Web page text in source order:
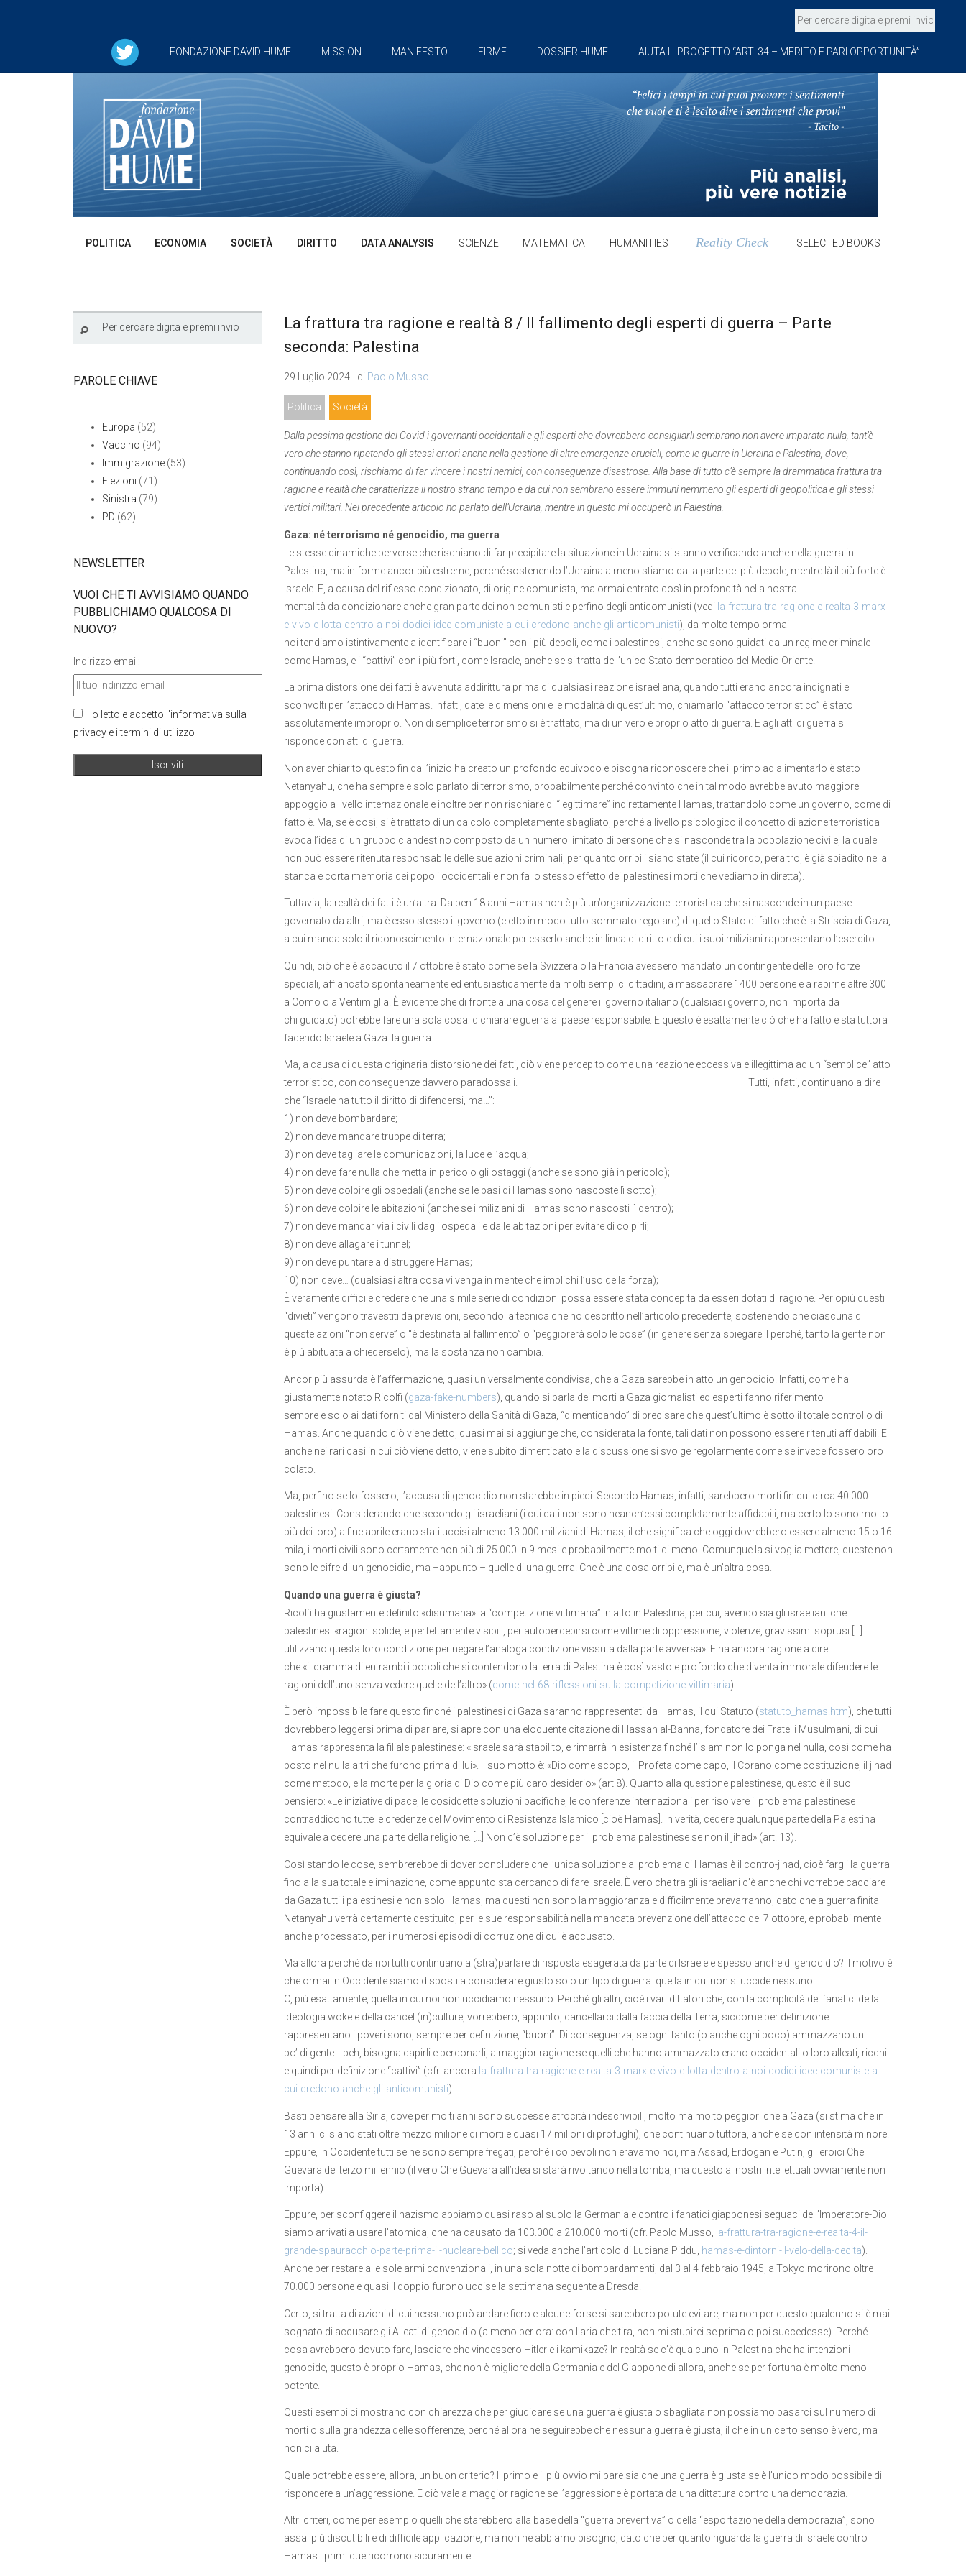
FONDAZIONE DAVID HUME MISSION MANIFESTO FIRME DOSSIER HUME AIUTA IL PROGETTO “ART. 34 – MERITO E PARI OPPORTUNITÀ”
POLITICA ECONOMIA SOCIETÀ DIRITTO DATA ANALYSIS SCIENZE MATEMATICA HUMANITIES Reality Check SELECTED BOOKS
La frattura tra ragione e realtà 8 / Il fallimento degli esperti di guerra – Parte
seconda: Palestina
29 Luglio 2024 - di Paolo Musso
Politica Società
Dalla pessima gestione del Covid i governanti occidentali e gli esperti che dovrebbero consigliarli sembrano non avere imparato nulla, tant’è
vero che stanno ripetendo gli stessi errori anche nella gestione di altre emergenze cruciali, come le guerre in Ucraina e Palestina, dove,
continuando così, rischiamo di far vincere i nostri nemici, con conseguenze disastrose. Alla base di tutto c’è sempre la drammatica frattura tra
ragione e realtà che caratterizza il nostro strano tempo e da cui non sembrano essere immuni nemmeno gli esperti di geopolitica e gli stessi
vertici militari. Nel precedente articolo ho parlato dell’Ucraina, mentre in questo mi occuperò in Palestina.
Gaza: né terrorismo né genocidio, ma guerra
Le stesse dinamiche perverse che rischiano di far precipitare la situazione in Ucraina si stanno verificando anche nella guerra in
Palestina, ma in forme ancor più estreme, perché sostenendo l’Ucraina almeno stiamo dalla parte del più debole, mentre là il più forte è
Israele. E, a causa del riflesso condizionato, di origine comunista, ma ormai entrato così in profondità nella nostra
mentalità da condizionare anche gran parte dei non comunisti e perfino degli anticomunisti (vedi la-frattura-tra-ragione-e-realta-3-marx-
e-vivo-e-lotta-dentro-a-noi-dodici-idee-comuniste-a-cui-credono-anche-gli-anticomunisti), da molto tempo ormai
noi tendiamo istintivamente a identificare i “buoni” con i più deboli, come i palestinesi, anche se sono guidati da un regime criminale
come Hamas, e i “cattivi” con i più forti, come Israele, anche se si tratta dell’unico Stato democratico del Medio Oriente.
La prima distorsione dei fatti è avvenuta addirittura prima di qualsiasi reazione israeliana, quando tutti erano ancora indignati e
sconvolti per l’attacco di Hamas. Infatti, date le dimensioni e le modalità di quest’ultimo, chiamarlo “attacco terroristico” è stato
assolutamente improprio. Non di semplice terrorismo si è trattato, ma di un vero e proprio atto di guerra. E agli atti di guerra si
risponde con atti di guerra.
Non aver chiarito questo fin dall’inizio ha creato un profondo equivoco e bisogna riconoscere che il primo ad alimentarlo è stato
Netanyahu, che ha sempre e solo parlato di terrorismo, probabilmente perché convinto che in tal modo avrebbe avuto maggiore
appoggio a livello internazionale e inoltre per non rischiare di “legittimare” indirettamente Hamas, trattandolo come un governo, come di
fatto è. Ma, se è così, si è trattato di un calcolo completamente sbagliato, perché a livello psicologico il concetto di azione terroristica
evoca l’idea di un gruppo clandestino composto da un numero limitato di persone che si nasconde tra la popolazione civile, la quale
non può essere ritenuta responsabile delle sue azioni criminali, per quanto orribili siano state (il cui ricordo, peraltro, è già sbiadito nella
stanca e corta memoria dei popoli occidentali e non fa lo stesso effetto dei palestinesi morti che vediamo in diretta).
Tuttavia, la realtà dei fatti è un’altra. Da ben 18 anni Hamas non è più un’organizzazione terroristica che si nasconde in un paese
governato da altri, ma è esso stesso il governo (eletto in modo tutto sommato regolare) di quello Stato di fatto che è la Striscia di Gaza,
a cui manca solo il riconoscimento internazionale per esserlo anche in linea di diritto e di cui i suoi miliziani rappresentano l’esercito.
Quindi, ciò che è accaduto il 7 ottobre è stato come se la Svizzera o la Francia avessero mandato un contingente delle loro forze
speciali, affiancato spontaneamente ed entusiasticamente da molti semplici cittadini, a massacrare 1400 persone e a rapirne altre 300
a Como o a Ventimiglia. È evidente che di fronte a una cosa del genere il governo italiano (qualsiasi governo, non importa da
chi guidato) potrebbe fare una sola cosa: dichiarare guerra al paese responsabile. E questo è esattamente ciò che ha fatto e sta tuttora
facendo Israele a Gaza: la guerra.
Ma, a causa di questa originaria distorsione dei fatti, ciò viene percepito come una reazione eccessiva e illegittima ad un “semplice” atto
terroristico, con conseguenze davvero paradossali. Tutti, infatti, continuano a dire
che “Israele ha tutto il diritto di difendersi, ma…”:
1) non deve bombardare;
2) non deve mandare truppe di terra;
3) non deve tagliare le comunicazioni, la luce e l’acqua;
4) non deve fare nulla che metta in pericolo gli ostaggi (anche se sono già in pericolo);
5) non deve colpire gli ospedali (anche se le basi di Hamas sono nascoste lì sotto);
6) non deve colpire le abitazioni (anche se i miliziani di Hamas sono nascosti lì dentro);
7) non deve mandar via i civili dagli ospedali e dalle abitazioni per evitare di colpirli;
8) non deve allagare i tunnel;
9) non deve puntare a distruggere Hamas;
10) non deve… (qualsiasi altra cosa vi venga in mente che implichi l’uso della forza);
È veramente difficile credere che una simile serie di condizioni possa essere stata concepita da esseri dotati di ragione. Perlopiù questi
“divieti” vengono travestiti da previsioni, secondo la tecnica che ho descritto nell’articolo precedente, sostenendo che ciascuna di
queste azioni “non serve” o “è destinata al fallimento” o “peggiorerà solo le cose” (in genere senza spiegare il perché, tanto la gente non
è più abituata a chiederselo), ma la sostanza non cambia.
Ancor più assurda è l’affermazione, quasi universalmente condivisa, che a Gaza sarebbe in atto un genocidio. Infatti, come ha
giustamente notato Ricolfi (gaza-fake-numbers), quando si parla dei morti a Gaza giornalisti ed esperti fanno riferimento
sempre e solo ai dati forniti dal Ministero della Sanità di Gaza, “dimenticando” di precisare che quest’ultimo è sotto il totale controllo di
Hamas. Anche quando ciò viene detto, quasi mai si aggiunge che, considerata la fonte, tali dati non possono essere ritenuti affidabili. E
anche nei rari casi in cui ciò viene detto, viene subito dimenticato e la discussione si svolge regolarmente come se invece fossero oro
colato.
Ma, perfino se lo fossero, l’accusa di genocidio non starebbe in piedi. Secondo Hamas, infatti, sarebbero morti fin qui circa 40.000
palestinesi. Considerando che secondo gli israeliani (i cui dati non sono neanch’essi completamente affidabili, ma certo lo sono molto
più dei loro) a fine aprile erano stati uccisi almeno 13.000 miliziani di Hamas, il che significa che oggi dovrebbero essere almeno 15 o 16
mila, i morti civili sono certamente non più di 25.000 in 9 mesi e probabilmente molti di meno. Comunque la si voglia mettere, queste non
sono le cifre di un genocidio, ma –appunto – quelle di una guerra. Che è una cosa orribile, ma è un’altra cosa.
Quando una guerra è giusta?
Ricolfi ha giustamente definito «disumana» la “competizione vittimaria” in atto in Palestina, per cui, avendo sia gli israeliani che i
palestinesi «ragioni solide, e perfettamente visibili, per autopercepirsi come vittime di oppressione, violenze, gravissimi soprusi […]
utilizzano questa loro condizione per negare l’analoga condizione vissuta dalla parte avversa». E ha ancora ragione a dire
che «il dramma di entrambi i popoli che si contendono la terra di Palestina è così vasto e profondo che diventa immorale difendere le
ragioni dell’uno senza vedere quelle dell’altro» (come-nel-68-riflessioni-sulla-competizione-vittimaria).
È però impossibile fare questo finché i palestinesi di Gaza saranno rappresentati da Hamas, il cui Statuto (statuto_hamas.htm), che tutti
dovrebbero leggersi prima di parlare, si apre con una eloquente citazione di Hassan al-Banna, fondatore dei Fratelli Musulmani, di cui
Hamas rappresenta la filiale palestinese: «Israele sarà stabilito, e rimarrà in esistenza finché l’islam non lo ponga nel nulla, così come ha
posto nel nulla altri che furono prima di lui». Il suo motto è: «Dio come scopo, il Profeta come capo, il Corano come costituzione, il jihad
come metodo, e la morte per la gloria di Dio come più caro desiderio» (art 8). Quanto alla questione palestinese, questo è il suo
pensiero: «Le iniziative di pace, le cosiddette soluzioni pacifiche, le conferenze internazionali per risolvere il problema palestinese
contraddicono tutte le credenze del Movimento di Resistenza Islamico [cioè Hamas]. In verità, cedere qualunque parte della Palestina
equivale a cedere una parte della religione. […] Non c’è soluzione per il problema palestinese se non il jihad» (art. 13).
Così stando le cose, sembrerebbe di dover concludere che l’unica soluzione al problema di Hamas è il contro-jihad, cioè fargli la guerra
fino alla sua totale eliminazione, come appunto sta cercando di fare Israele. È vero che tra gli israeliani c’è anche chi vorrebbe cacciare
da Gaza tutti i palestinesi e non solo Hamas, ma questi non sono la maggioranza e difficilmente prevarranno, dato che a guerra finita
Netanyahu verrà certamente destituito, per le sue responsabilità nella mancata prevenzione dell’attacco del 7 ottobre, e probabilmente
anche processato, per i numerosi episodi di corruzione di cui è accusato.
Ma allora perché da noi tutti continuano a (stra)parlare di risposta esagerata da parte di Israele e spesso anche di genocidio? Il motivo è
che ormai in Occidente siamo disposti a considerare giusto solo un tipo di guerra: quella in cui non si uccide nessuno.
O, più esattamente, quella in cui noi non uccidiamo nessuno. Perché gli altri, cioè i vari dittatori che, con la complicità dei fanatici della
ideologia woke e della cancel (in)culture, vorrebbero, appunto, cancellarci dalla faccia della Terra, siccome per definizione
rappresentano i poveri sono, sempre per definizione, “buoni”. Di conseguenza, se ogni tanto (o anche ogni poco) ammazzano un
po’ di gente… beh, bisogna capirli e perdonarli, a maggior ragione se quelli che hanno ammazzato erano occidentali o loro alleati, ricchi
e quindi per definizione “cattivi” (cfr. ancora la-frattura-tra-ragione-e-realta-3-marx-e-vivo-e-lotta-dentro-a-noi-dodici-idee-comuniste-a-
cui-credono-anche-gli-anticomunisti).
Basti pensare alla Siria, dove per molti anni sono successe atrocità indescrivibili, molto ma molto peggiori che a Gaza (si stima che in
13 anni ci siano stati oltre mezzo milione di morti e quasi 17 milioni di profughi), che continuano tuttora, anche se con intensità minore.
Eppure, in Occidente tutti se ne sono sempre fregati, perché i colpevoli non eravamo noi, ma Assad, Erdogan e Putin, gli eroici Che
Guevara del terzo millennio (il vero Che Guevara all’idea si starà rivoltando nella tomba, ma questo ai nostri intellettuali ovviamente non
importa).
Eppure, per sconfiggere il nazismo abbiamo quasi raso al suolo la Germania e contro i fanatici giapponesi seguaci dell’Imperatore-Dio
siamo arrivati a usare l’atomica, che ha causato da 103.000 a 210.000 morti (cfr. Paolo Musso,
la-frattura-tra-ragione-e-realta-4-il-
grande-spauracchio-parte-prima-il-nucleare-bellico; si veda anche l’articolo di Luciana Piddu, hamas-e-dintorni-il-velo-della-cecita).
Anche per restare alle sole armi convenzionali, in una sola notte di bombardamenti, dal 3 al 4 febbraio 1945, a Tokyo morirono oltre
70.000 persone e quasi il doppio furono uccise la settimana seguente a Dresda.
Certo, si tratta di azioni di cui nessuno può andare fiero e alcune forse si sarebbero potute evitare, ma non per questo qualcuno si è mai
sognato di accusare gli Alleati di genocidio (almeno per ora: con l’aria che tira, non mi stupirei se prima o poi succedesse). Perché
cosa avrebbero dovuto fare, lasciare che vincessero Hitler e i kamikaze? In realtà se c’è qualcuno in Palestina che ha intenzioni
genocide, questo è proprio Hamas, che non è migliore della Germania e del Giappone di allora, anche se per fortuna è molto meno
potente.
Questi esempi ci mostrano con chiarezza che per giudicare se una guerra è giusta o sbagliata non possiamo basarci sul numero di
morti o sulla grandezza delle sofferenze, perché allora ne seguirebbe che nessuna guerra è giusta, il che in un certo senso è vero, ma
non ci aiuta.
Quale potrebbe essere, allora, un buon criterio? Il primo e il più ovvio mi pare sia che una guerra è giusta se è l’unico modo possibile di
rispondere a un’aggressione. E ciò vale a maggior ragione se l’aggressione è portata da una dittatura contro una democrazia.
Altri criteri, come per esempio quelli che starebbero alla base della “guerra preventiva” o della “esportazione della democrazia”, sono
assai più discutibili e di difficile applicazione, ma non ne abbiamo bisogno, dato che per quanto riguarda la guerra di Israele contro
Hamas i primi due ricorrono sicuramente.
PAROLE CHIAVE
Europa (52)
Vaccino (94)
Immigrazione (53)
Elezioni (71)
Sinistra (79)
PD (62)
NEWSLETTER
VUOI CHE TI AVVISIAMO QUANDO
PUBBLICHIAMO QUALCOSA DI
NUOVO?
Indirizzo email:
Ho letto e accetto l'informativa sulla
privacy e i termini di utilizzo